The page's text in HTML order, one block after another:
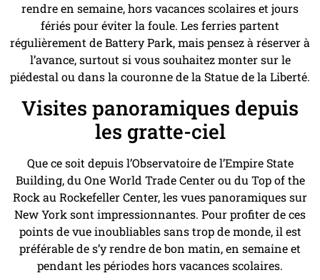
rendre en semaine, hors vacances scolaires et jours
fériés pour éviter la foule. Les ferries partent
régulièrement de Battery Park, mais pensez à réserver à
l’avance, surtout si vous souhaitez monter sur le
piédestal ou dans la couronne de la Statue de la Liberté.
Visites panoramiques depuis
les gratte-ciel
Que ce soit depuis l’Observatoire de l’Empire State
Building, du One World Trade Center ou du Top of the
Rock au Rockefeller Center, les vues panoramiques sur
New York sont impressionnantes. Pour profiter de ces
points de vue inoubliables sans trop de monde, il est
préférable de s’y rendre de bon matin, en semaine et
pendant les périodes hors vacances scolaires.